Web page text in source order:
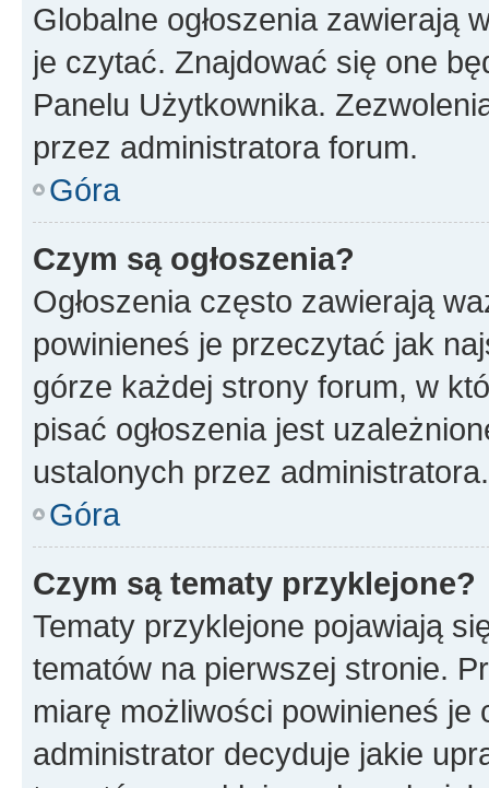
Globalne ogłoszenia zawierają
je czytać. Znajdować się one
Panelu Użytkownika.
przez administratora forum.
Góra
Czym są ogłoszenia?
Ogłoszenia często zawierają
powinieneś je przeczytać jak
górze każdej strony forum, w
pisać ogłoszenia jest
ustalonych przez administratora.
Góra
Czym są tematy przyklejone?
Tematy przyklejone pojawiają
tematów na pierwszej stronie.
miarę możliwości powinieneś je
administrator decyduje jakie